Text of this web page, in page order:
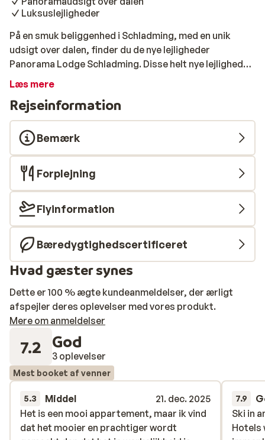
Luksuslejligheder
På en smuk beliggenhed i Schladming, med en unik
udsigt over dalen, finder du de nye lejligheder
Panorama Lodge Schladming. Disse helt nye lejligheder
er ski in/ski out, hvilket betyder, at du kan stå på ski
din lejlighed igen. Ideelt! Lejlighederne har alle et
luksuriøst køkken med panoramaudsigt, en balkon eller
terrasse og 2 soveværelser og 1 eller 2 badeværelser.
Centrum af Schladming, hvor du kan gøre dine daglige
indkøb, ligger 1 km væk. Det nærliggende Hotel
Erzherzog Johann har en restaurant, hvor du kan spise
om aftenen og en spa, hvor du har mulighed for at
bestille skønhedsbehandlinger mod et tillægsgebyr.
Læs mere
Rejseinformation
Bemærk
Forplejning
Flyinformation
Bæredygtighedscertificeret
Hvad gæster synes
Dette er 100 % ægte kundeanmeldelser, der ærligt
afspejler deres oplevelser med vores produkt.
Mere om anmeldelser
7.2 God
3 oplevelser
Mest booket af venner
5.3 Middel
21. dec. 2025
Het is een mooi appartement, maar ik vind
dat het mooier en prachtiger wordt
Het is een mooi appartement, maar ik vind
dat het mooier en prachtiger wordt
7.9
Ski in
Hotels
Ski in
Hotels